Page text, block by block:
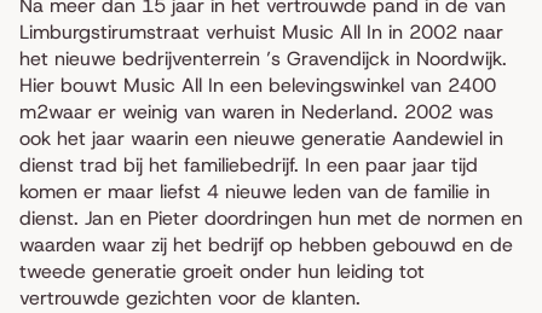
Na meer dan 15 jaar in het vertrouwde pand in de van
Limburgstirumstraat verhuist Music All In in 2002 naar
het nieuwe bedrijventerrein ’s Gravendijck in Noordwijk.
Hier bouwt Music All In een belevingswinkel van 2400
m2waar er weinig van waren in Nederland. 2002 was
ook het jaar waarin een nieuwe generatie Aandewiel in
dienst trad bij het familiebedrijf. In een paar jaar tijd
komen er maar liefst 4 nieuwe leden van de familie in
dienst. Jan en Pieter doordringen hun met de normen en
waarden waar zij het bedrijf op hebben gebouwd en de
tweede generatie groeit onder hun leiding tot
vertrouwde gezichten voor de klanten.